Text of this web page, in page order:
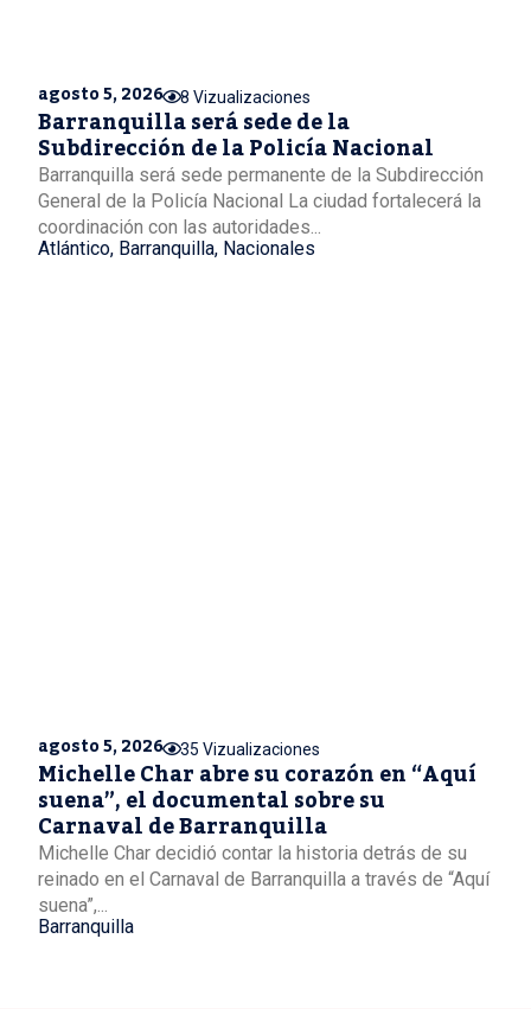
agosto 5, 2026 8 Vizualizaciones
Barranquilla será sede de la
Subdirección de la Policía Nacional
Barranquilla será sede permanente de la Subdirección
General de la Policía Nacional La ciudad fortalecerá la
coordinación con las autoridades...
Atlántico, Barranquilla, Nacionales
agosto 5, 2026 35 Vizualizaciones
Michelle Char abre su corazón en “Aquí
suena”, el documental sobre su
Carnaval de Barranquilla
Michelle Char decidió contar la historia detrás de su
reinado en el Carnaval de Barranquilla a través de “Aquí
suena”,...
Barranquilla